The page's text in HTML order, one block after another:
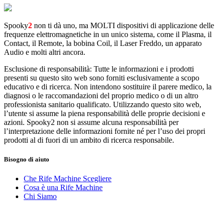
Spooky2 non ti dà uno, ma MOLTI dispositivi di applicazione delle
frequenze elettromagnetiche in un unico sistema, come il Plasma, il
Contact, il Remote, la bobina Coil, il Laser Freddo, un apparato
Audio e molti altri ancora.
Esclusione di responsabilità: Tutte le informazioni e i prodotti
presenti su questo sito web sono forniti esclusivamente a scopo
educativo e di ricerca. Non intendono sostituire il parere medico, la
diagnosi o le raccomandazioni del proprio medico o di un altro
professionista sanitario qualificato. Utilizzando questo sito web,
l’utente si assume la piena responsabilità delle proprie decisioni e
azioni. Spooky2 non si assume alcuna responsabilità per
l’interpretazione delle informazioni fornite né per l’uso dei propri
prodotti al di fuori di un ambito di ricerca responsabile.
Bisogno di aiuto
Che Rife Machine Scegliere
Cosa è una Rife Machine
Chi Siamo